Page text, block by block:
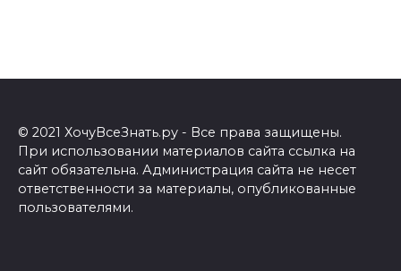
© 2021 ХочуВсеЗнать.ру - Все права защищены.
При использовании материалов сайта ссылка на
сайт обязательна. Администрация сайта не несет
ответственности за материалы, опубликованные
пользователями.